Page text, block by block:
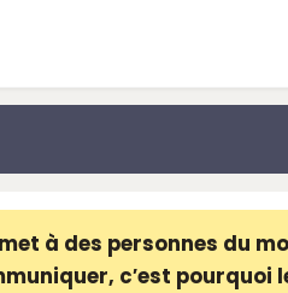
à des personnes du
c′est pourquoi